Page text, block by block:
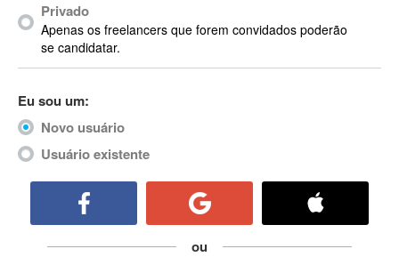
Acronis
ACT
ActionScript
ActionScript 3
Active Directory
ActiveX Data Objects (ADO)
Privado
Apenas os freelancers que forem convidados poderão
se candidatar.
Eu sou um:
Novo usuário
Usuário existente
ou